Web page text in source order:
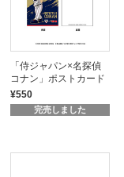
「侍ジャパン×名探偵
コナン」ポストカード
¥550
完売しました